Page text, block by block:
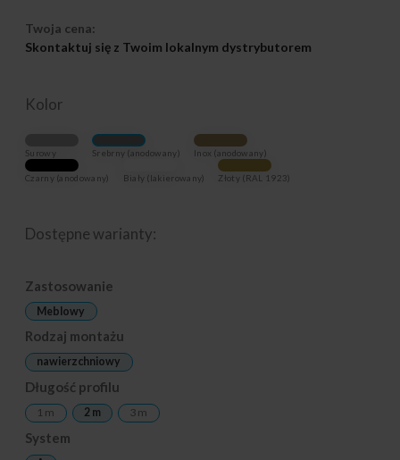
Twoja cena:
Skontaktuj się z Twoim lokalnym dystrybutorem
Kolor
Surowy Srebrny (anodowany) Inox (anodowany)
Czarny (anodowany) Biały (lakierowany) Złoty (RAL 1923)
Dostępne warianty:
Zastosowanie
Meblowy
Rodzaj montażu
nawierzchniowy
Długość profilu
1 m 2 m 3 m
System